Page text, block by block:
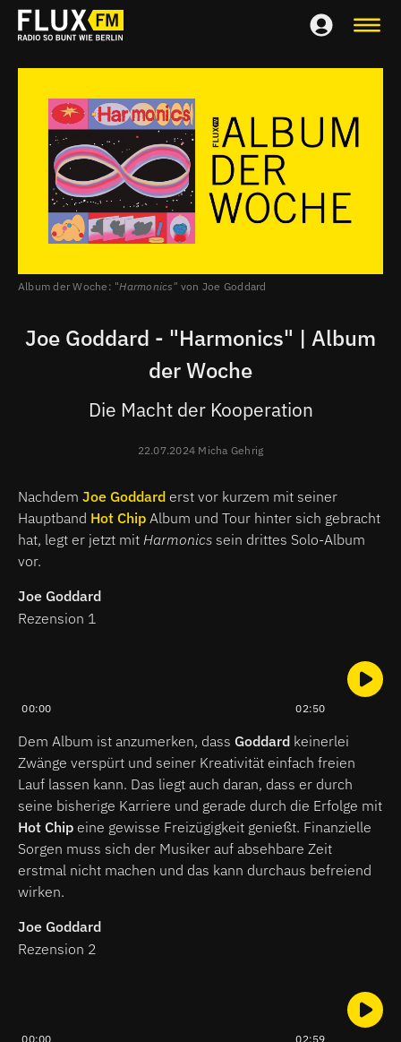
Album der Woche: "Harmonics" von Joe Goddard
Joe Goddard - "Harmonics" | Album
der Woche
Die Macht der Kooperation
22.07.2024 Micha Gehrig
Nachdem Joe Goddard erst vor kurzem mit seiner
Hauptband Hot Chip Album und Tour hinter sich gebracht
hat, legt er jetzt mit Harmonics sein drittes Solo-Album
vor.
Joe Goddard
Rezension 1
00:00 02:50
Dem Album ist anzumerken, dass Goddard keinerlei
Zwänge verspürt und seiner Kreativität einfach freien
Lauf lassen kann. Das liegt auch daran, dass er durch
seine bisherige Karriere und gerade durch die Erfolge mit
Hot Chip eine gewisse Freizügigkeit genießt. Finanzielle
Sorgen muss sich der Musiker auf absehbare Zeit
erstmal nicht machen und das kann durchaus befreiend
wirken.
Joe Goddard
Rezension 2
00:00 02:59